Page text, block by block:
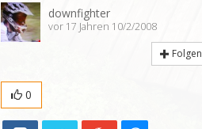
downfighter
vor 17 Jahren 10/2/2008
Folgen
0